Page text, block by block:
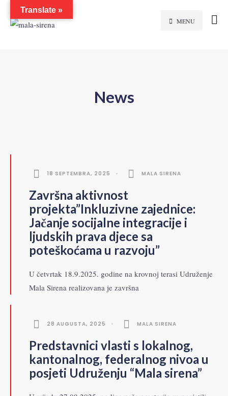
MENU
News
18 SEPTEMBRA, 2025 • MALA SIRENA
Završna aktivnost
projekta”Inkluzivne zajednice:
Jačanje socijalne integracije i
ljudskih prava djece sa
poteškoćama u razvoju”
U četvrtak 18.9.2025. godine na krovnoj terasi Udruženje
Mala Sirena realizovana je završna
28 AUGUSTA, 2025 • MALA SIRENA
Predstavnici vlasti s lokalnog,
kantonalnog, federalnog nivoa u
posjeti Udruženju “Mala sirena”
Translate »